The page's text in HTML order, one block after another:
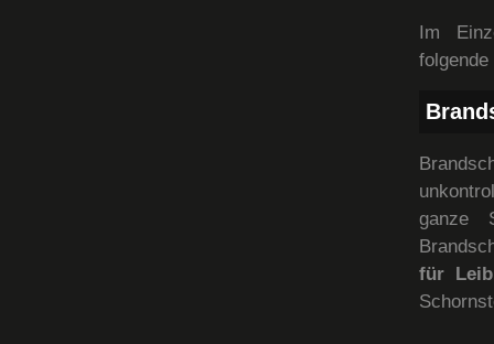
Im
ganze
für